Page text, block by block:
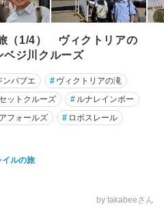
（1/4） ヴィクトリアの
ジ川クルーズ
ンバブエ # ヴィクトリアの滝
ットクルーズ # ルナレインボー
フォールズ # ロボスレール
ルの旅
by takabeeさん